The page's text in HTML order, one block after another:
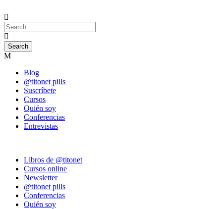
Blog
@titonet pills
Suscríbete
Cursos
Quién soy
Conferencias
Entrevistas
Libros de @titonet
Cursos online
Newsletter
@titonet pills
Conferencias
Quién soy